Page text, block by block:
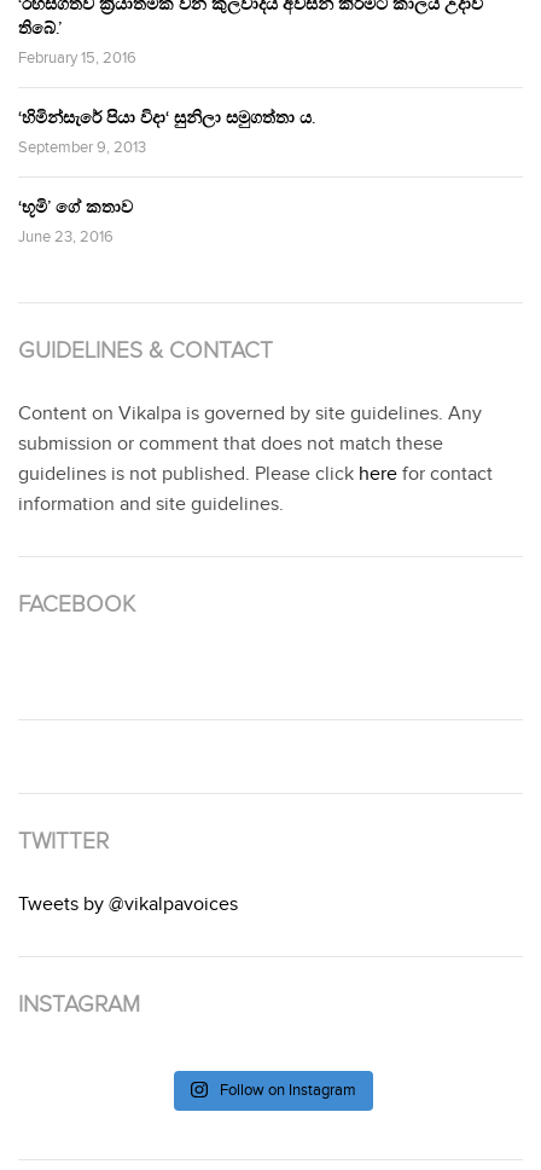
තිබේ.’
February 15, 2016
‘හිමින්සැරේ පියා විදා‘ සුනිලා සමුගත්තා ය.
September 9, 2013
‘භූමි’ ගේ කතාව
June 23, 2016
GUIDELINES & CONTACT
Content on Vikalpa is governed by site guidelines. Any
submission or comment that does not match these
guidelines is not published. Please click here for contact
information and site guidelines.
FACEBOOK
TWITTER
Tweets by @vikalpavoices
INSTAGRAM
Follow on Instagram